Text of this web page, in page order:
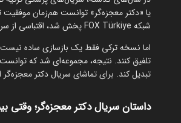
شبکه FOX Türkiye پخش شد، اقتباسی از سریال کره‌ای Good Doctor است؛ اثری که نسخه آمریکایی موفقی نیز از آن ساخته شد.
اما نسخه ترکی فقط یک بازسازی ساده
تلفیق کنند. نتیجه، مجموعه‌ای شد که
تبدیل کند. برای تماشای سریال دکتر معجزه‌گر
داستان سریال دکتر معجزه‌گر؛